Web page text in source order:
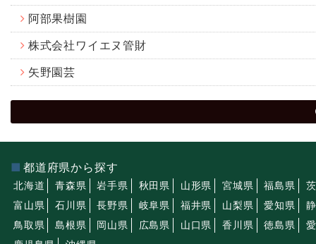
阿部果樹園
株式会社ワイエヌ管財
矢野園芸
都道府県から探す
北海道 青森県 岩手県 秋田県 山形県 宮城県 福島県
富山県
石川県 長野県 岐阜県 福井県 山梨県 愛知県
鳥取県
島根県 岡山県 広島県 山口県 香川県 徳島県